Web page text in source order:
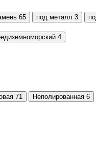
65 под металл 3
4
71 Неполированная 6